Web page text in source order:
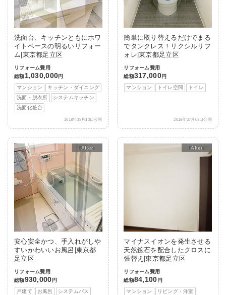
洗面台、キッチンともにホワ
イトベースの明るいリフォー
ム|東京都足立区
リフォーム費用
総額1,030,000円
マンション
キッチン・ダイニング
洗面・脱衣所
システムキッチン
洗面化粧台
2018年08月10日公開
簡単に取り替えるだけでまる
でタンクレス！リクシルリフ
ォレ|東京都足立区
リフォーム費用
総額317,000円
マンション
トイレ空間 トイレ
2018年07月03日公開
After
安心安全かつ、手入れがしや
すいかわいいお風呂|東京都
足立区
リフォーム費用
総額930,000 円
戸建て
お風呂 システムバス
After
マイナスイオンを発生させる
天然鉱石を配合したクロスに
張替え|東京都足立区
リフォーム費用
総額84,100 円
マンション
リビング・洋室